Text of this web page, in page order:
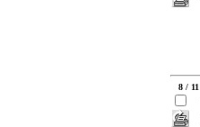
8 / 11